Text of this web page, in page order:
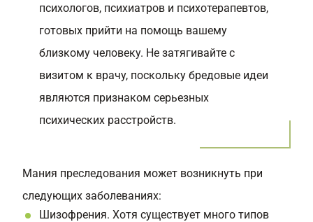
психологов, психиатров и психотерапевтов,
готовых прийти на помощь вашему
близкому человеку. Не затягивайте с
визитом к врачу, поскольку бредовые идеи
являются признаком серьезных
психических расстройств.
Мания преследования может возникнуть при
следующих заболеваниях:
Шизофрения. Хотя существует много типов